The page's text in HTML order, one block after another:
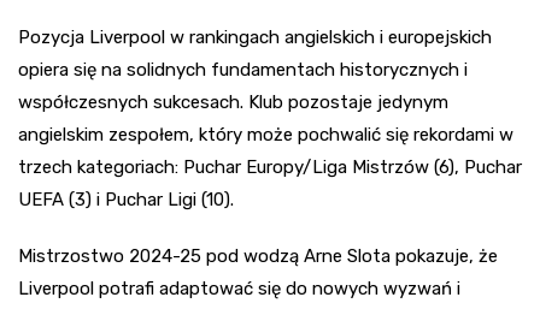
Pozycja Liverpool w rankingach angielskich i europejskich
opiera się na solidnych fundamentach historycznych i
współczesnych sukcesach. Klub pozostaje jedynym
angielskim zespołem, który może pochwalić się rekordami w
trzech kategoriach: Puchar Europy/Liga Mistrzów (6), Puchar
UEFA (3) i Puchar Ligi (10).
Mistrzostwo 2024-25 pod wodzą Arne Slota pokazuje, że
Liverpool potrafi adaptować się do nowych wyzwań i